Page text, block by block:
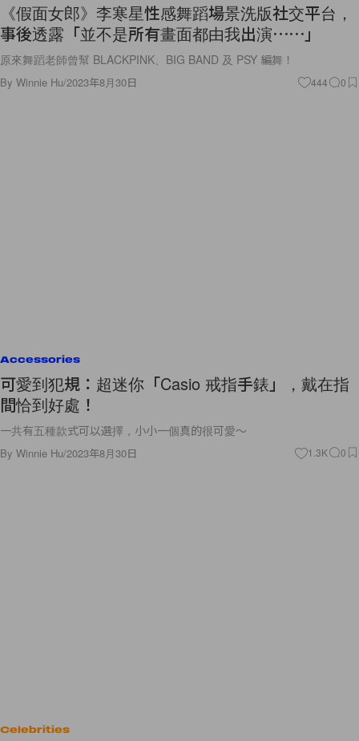
《假面女郎》李寒星性感舞蹈場景洗版社交平台，
事後透露「並不是所有畫面都由我出演⋯⋯」
原來舞蹈老師曾幫 BLACKPINK、BIG BAND 及 PSY 編舞！
By Winnie Hu/2023年8月30日 444 0
Accessories
可愛到犯規：超迷你「Casio 戒指手錶」，戴在指
間恰到好處！
一共有五種款式可以選擇，小小一個真的很可愛～
By Winnie Hu/2023年8月30日 1.3K 0
Celebrities